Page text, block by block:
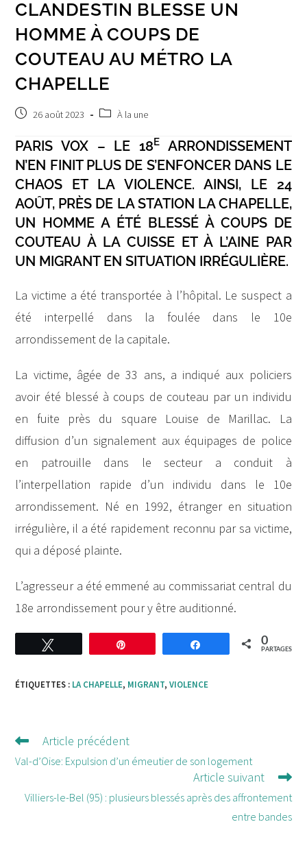
CLANDESTIN BLESSE UN
HOMME À COUPS DE
COUTEAU AU MÉTRO LA
CHAPELLE
Publication
26 août 2023
PostÀ la une
PARIS VOX – LE 18EARRONDISSEMENT
N’EN FINIT PLUS DE S’ENFONCER DANS LE
CHAOS ET LA VIOLENCE. AINSI, LE 24
AOÛT, PRÈS DE LA STATION LA CHAPELLE,
UN HOMME A ÉTÉ BLESSÉ À COUPS DE
COUTEAU À LA CUISSE ET À L’AINE PAR
UN MIGRANT EN SITUATION IRRÉGULIÈRE.
La victime a été transportée à l’hôpital. Le suspect a
été interpellé dans la foulée dans le 10e
arrondissement de la capitale.
La victime, âgée de 33 ans, a indiqué aux policiers
avoir été blessé à coups de couteau par un individu
en fuite près du square Louise de Marillac. La
diffusion d’un signalement aux équipages de police
en patrouille dans le secteur a conduit à
l’interpellation rapide d’un individu dans le 10e
arrondissement. Né en 1992, étranger en situation
irrégulière, il a été rapidement reconnu par sa victime,
qui a déposé plainte.
L’agresseur a été emmené au commissariat central du
18e arrondissement pour y être auditionné.
Partagez 0
PARTAGES
ÉTIQUETTES : LA CHAPELLE, MIGRANT, VIOLENCE
Lire
d'autres
Article précédent
Val-d’Oise: Expulsion d’un émeutier de son logement
Article suivant
Villiers-le-Bel (95) : plusieurs blessés après des affrontement
entre bandes